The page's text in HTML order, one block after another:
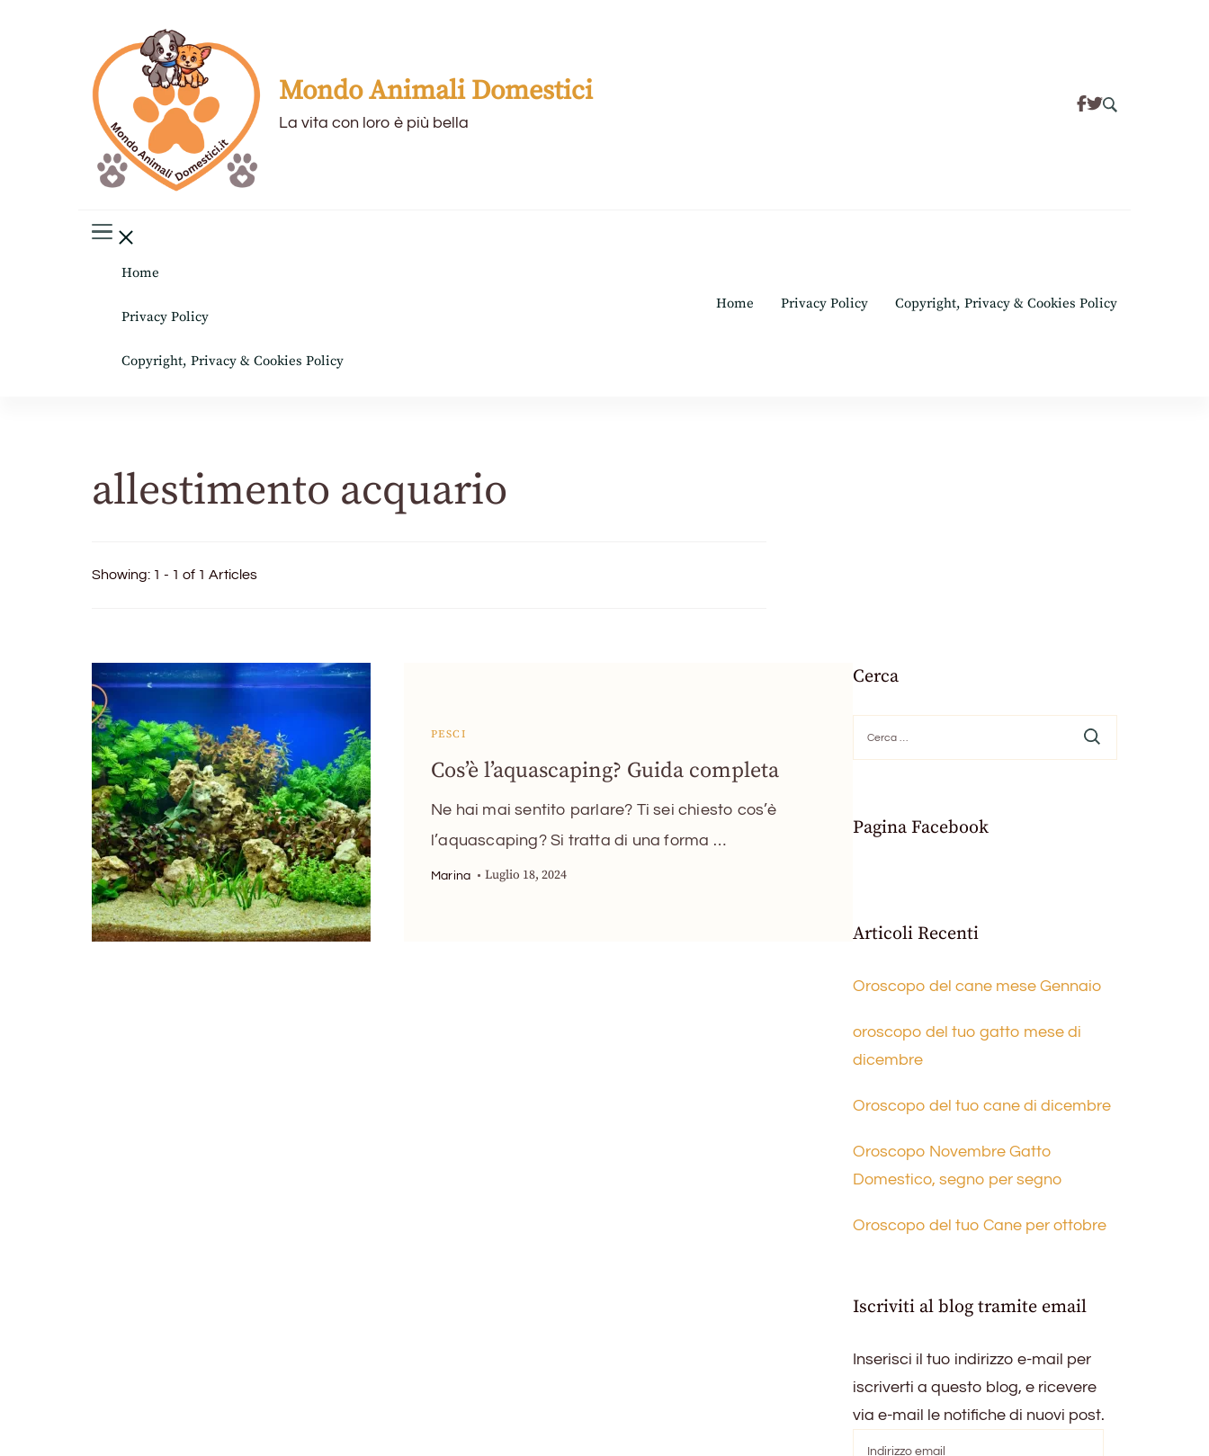
Mondo Animali Domestici
La vita con loro è più bella
Home
Privacy Policy
Copyright, Privacy & Cookies Policy
Home Privacy Policy Copyright, Privacy & Cookies Policy
allestimento acquario
Showing: 1 - 1 of 1 Articles
PESCI
Cos’è l’aquascaping? Guida completa
Ne hai mai sentito parlare? Ti sei chiesto cos’è
l’aquascaping? Si tratta di una forma …
Marina Luglio 18, 2024
Cerca
per:
Pagina Facebook
Articoli Recenti
Oroscopo del cane mese Gennaio
oroscopo del tuo gatto mese di
dicembre
Oroscopo del tuo cane di dicembre
Oroscopo Novembre Gatto
Domestico, segno per segno
Oroscopo del tuo Cane per ottobre
Iscriviti al blog tramite email
Inserisci il tuo indirizzo e-mail per
iscriverti a questo blog, e ricevere
via e-mail le notifiche di nuovi post.